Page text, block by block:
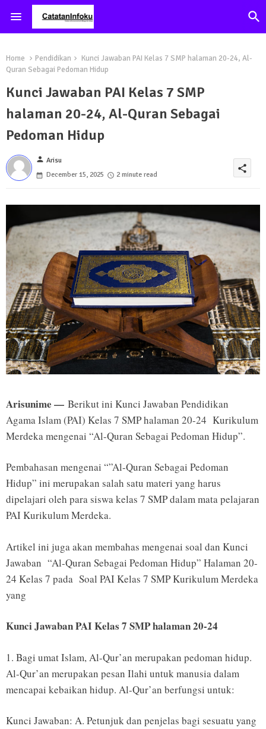
Home Pendidikan
Kunci Jawaban PAI Kelas 7 SMP halaman 20-24, Al-
Quran Sebagai Pedoman Hidup
Kunci Jawaban PAI Kelas 7 SMP
halaman 20-24, Al-Quran Sebagai
Pedoman Hidup
person Arisu
December 15, 2025
2 minute read
share
Arisunime — Berikut ini Kunci Jawaban Pendidikan
Agama Islam (PAI) Kelas 7 SMP halaman 20-24 Kurikulum
Merdeka mengenai “Al-Quran Sebagai Pedoman Hidup”.
Pembahasan mengenai “”Al-Quran Sebagai Pedoman
Hidup” ini merupakan salah satu materi yang harus
dipelajari oleh para siswa kelas 7 SMP dalam mata pelajaran
PAI Kurikulum Merdeka.
Artikel ini juga akan membahas mengenai soal dan Kunci
Jawaban “Al-Quran Sebagai Pedoman Hidup” Halaman 20-
24 Kelas 7 pada Soal PAI Kelas 7 SMP Kurikulum Merdeka
yang
Kunci Jawaban PAI Kelas 7 SMP halaman 20-24
1. Bagi umat Islam, Al-Qur’an merupakan pedoman hidup.
Al-Qur’an merupakan pesan Ilahi untuk manusia dalam
mencapai kebaikan hidup. Al-Qur’an berfungsi untuk:
Kunci Jawaban: A. Petunjuk dan penjelas bagi sesuatu yang